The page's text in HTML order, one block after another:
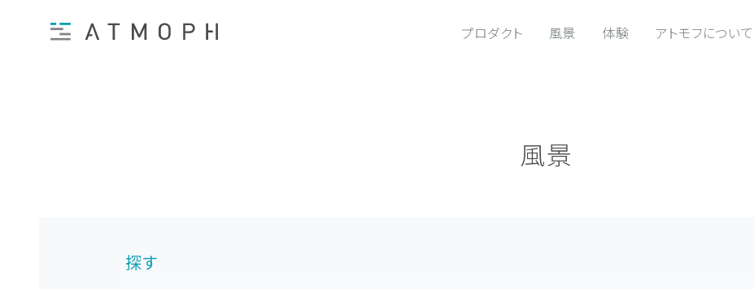
プロダクト 風景 体験 アトモフについて
風景
探す